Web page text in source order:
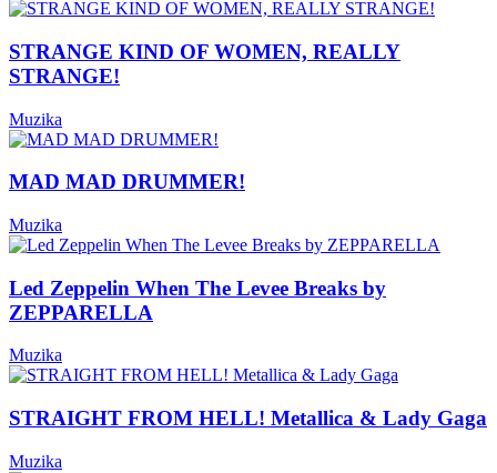
STRANGE KIND OF WOMEN, REALLY
STRANGE!
Muzika
MAD MAD DRUMMER!
Muzika
Led Zeppelin When The Levee Breaks by
ZEPPARELLA
Muzika
STRAIGHT FROM HELL! Metallica & Lady Gaga
Muzika